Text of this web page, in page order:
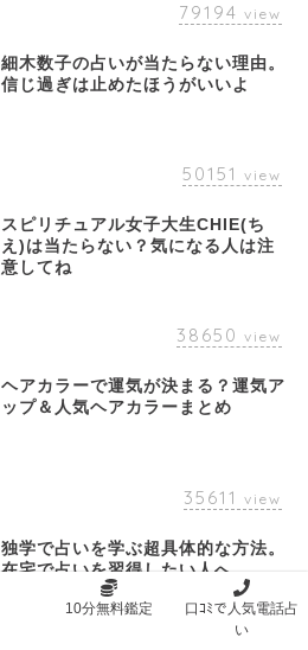
79194 view
細木数子の占いが当たらない理由。
信じ過ぎは止めたほうがいいよ
50151 view
スピリチュアル女子大生CHIE(ち
え)は当たらない？気になる人は注
意してね
38650 view
ヘアカラーで運気が決まる？運気ア
ップ＆人気ヘアカラーまとめ
35611 view
独学で占いを学ぶ超具体的な方法。
在宅で占いを習得したい人へ。
10分無料鑑定
口ｺﾐで人気電話占
い